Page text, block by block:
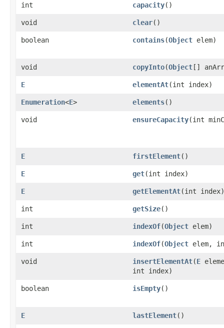
int capacity()
void clear()
boolean contains(Object elem)
void copyInto(Object[]
E elementAt(int index)
Enumeration<E> elements()
void ensureCapacity(int
E firstElement()
E get(int index)
E getElementAt(int index)
int getSize()
int indexOf(Object elem)
int indexOf(Object elem,
void insertElementAt(E
int index)
boolean isEmpty()
E lastElement()